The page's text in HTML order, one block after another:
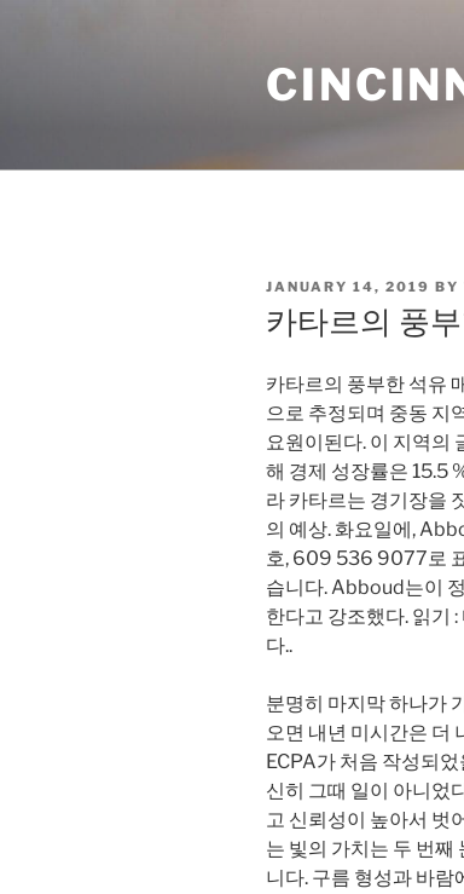
POSTED
ON
JANUARY 14, 2019 BY
카타르의 풍
카타르의 풍부한 석유
으로 추정되며 중동 지
요원이된다. 이 지역의
해 경제 성장률은 15.5
라 카타르는 경기장을
의 예상. 화요일에,
호, 609 536 9077로
습니다. Abboud는이
한다고 강조했다. 읽기
다..
분명히 마지막 하나가
오면 내년 미시간은 더
ECPA가 처음 작성되
신히 그때 일이 아니었
고 신뢰성이 높아서 벗
는 빛의 가치는 두 번째
니다. 구름 형성과 바람